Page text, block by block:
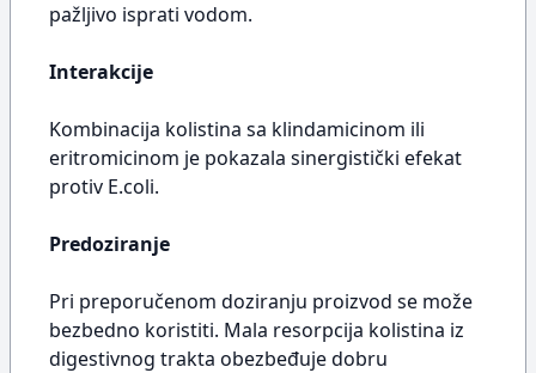
pažljivo isprati vodom.
Interakcije
Kombinacija kolistina sa klindamicinom ili
eritromicinom je pokazala sinergistički efekat
protiv E.coli.
Predoziranje
Pri preporučenom doziranju proizvod se može
bezbedno koristiti. Mala resorpcija kolistina iz
digestivnog trakta obezbeđuje dobru